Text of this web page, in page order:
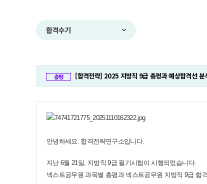
합격수기
총평 [합격전략] 2025 지방직 9급 총평과 예상합격선
안녕하세요. 합격전략연구소입니다.
지난 6월 21일, 지방직 9급 필기시험이 시행되었습니다.
넥스트공무원 과목별 총평과 넥스트공무원 지방직 9급